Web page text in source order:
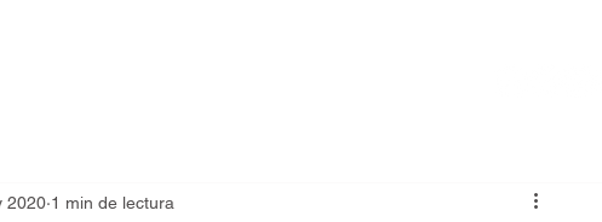
2020 1 min de lectura